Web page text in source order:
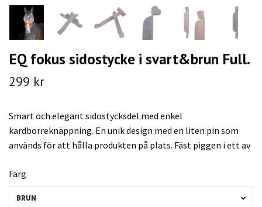
EQ fokus sidostycke i svart&brun Full.
299 kr
Smart och elegant sidostycksdel med enkel
kardborreknäppning. En unik design med en liten pin som
används för att hålla produkten på plats. Fäst piggen i ett av
Färg
BRUN